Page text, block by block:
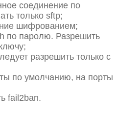
соединение по
только sftp;
шифрованием;
по паролю. Разрешить
разрешить только с
по умолчанию, на порты
fail2ban.